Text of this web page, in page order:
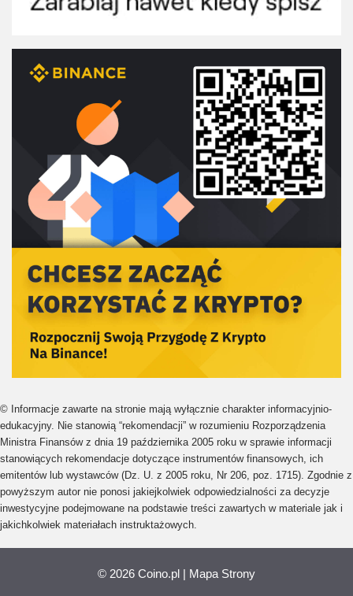
© Informacje zawarte na stronie mają wyłącznie charakter informacyjnio-
edukacyjny. Nie stanowią “rekomendacji” w rozumieniu Rozporządzenia
Ministra Finansów z dnia 19 października 2005 roku w sprawie informacji
stanowiących rekomendacje dotyczące instrumentów finansowych, ich
emitentów lub wystawców (Dz. U. z 2005 roku, Nr 206, poz. 1715). Zgodnie z
powyższym autor nie ponosi jakiejkolwiek odpowiedzialności za decyzje
inwestycyjne podejmowane na podstawie treści zawartych w materiale jak i
jakichkolwiek materiałach instruktażowych.
© 2026 Coino.pl | Mapa Strony